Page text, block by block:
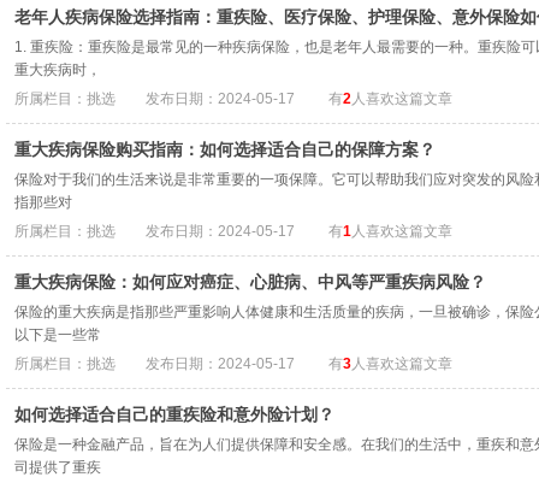
老年人疾病保险选择指南：重疾险、医疗保险、护理保险、意外保险
1. 重疾险：重疾险是最常见的一种疾病保险，也是老年人最需要的一种。重疾险
重大疾病时，
所属栏目：挑选
发布日期：2024-05-17 有2人喜欢这篇文章
重大疾病保险购买指南：如何选择适合自己的保障方案？
保险对于我们的生活来说是非常重要的一项保障。它可以帮助我们应对突发的风
指那些对
所属栏目：挑选
发布日期：2024-05-17 有1人喜欢这篇文章
重大疾病保险：如何应对癌症、心脏病、中风等严重疾病风险？
保险的重大疾病是指那些严重影响人体健康和生活质量的疾病，一旦被确诊，保
以下是一些常
所属栏目：挑选
发布日期：2024-05-17 有3人喜欢这篇文章
如何选择适合自己的重疾险和意外险计划？
保险是一种金融产品，旨在为人们提供保障和安全感。在我们的生活中，重疾和
司提供了重疾